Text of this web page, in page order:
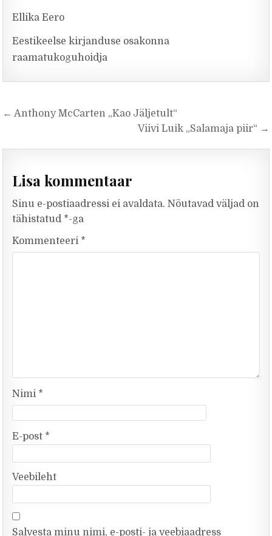
Ellika Eero
Eestikeelse kirjanduse osakonna
raamatukoguhoidja
Navigeerimine
← Anthony McCarten „Kao Jäljetult“
Viivi Luik „Salamaja piir“ →
Lisa kommentaar
Sinu e-postiaadressi ei avaldata. Nõutavad väljad on
tähistatud *-ga
Kommenteeri *
Nimi *
E-post *
Veebileht
Salvesta minu nimi, e-posti- ja veebiaadress